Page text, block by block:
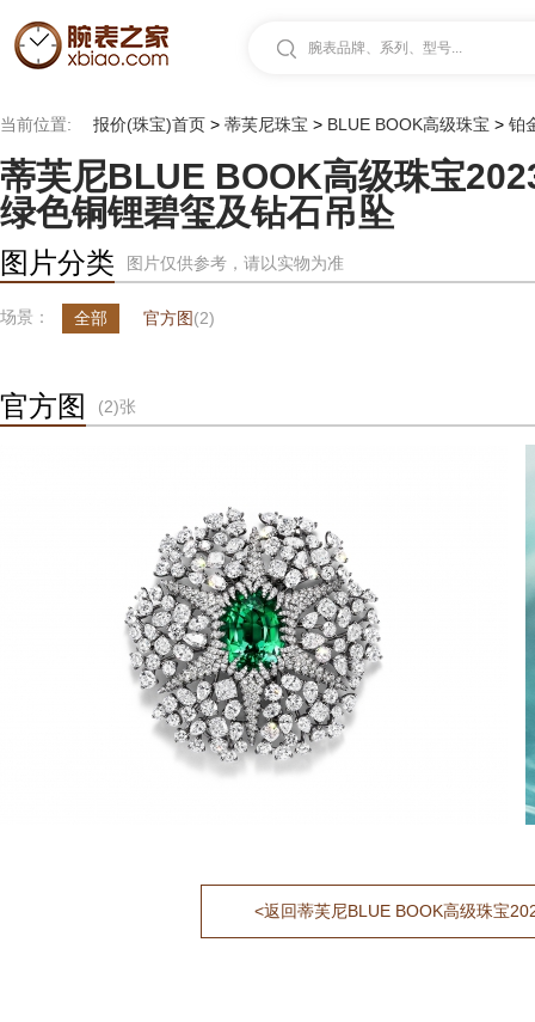
腕表品牌、系列、型号...
当前位置: 报价(珠宝)首页 > 蒂芙尼珠宝 > BLUE BOOK高级珠宝 > 铂
蒂芙尼BLUE BOOK高级珠宝
绿色铜锂碧玺及钻石吊坠
图片分类 图片仅供参考，请以实物为准
场景： 全部 官方图(2)
官方图 (2)张